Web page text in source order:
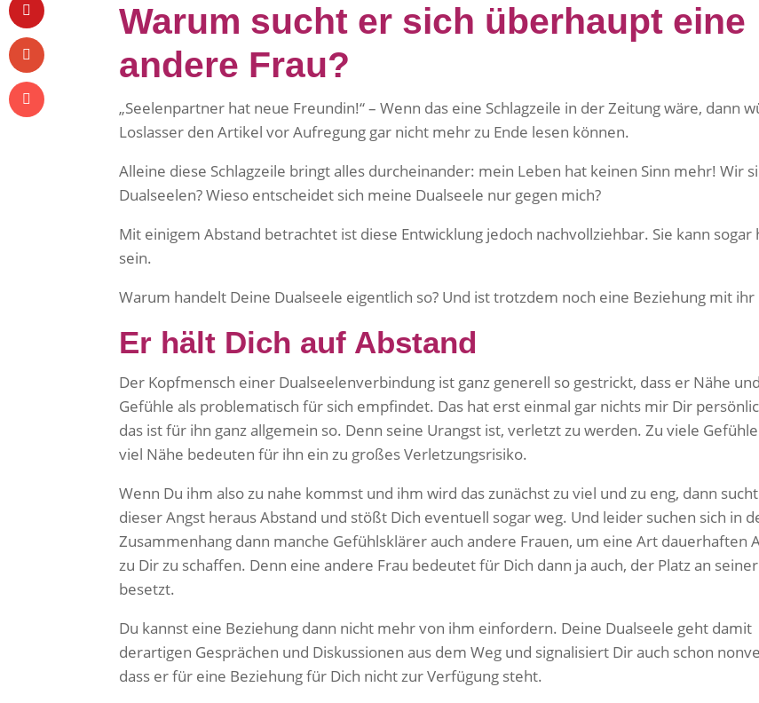
Warum sucht er sich überhaupt eine
andere Frau?
„Seelenpartner hat neue Freundin!“ – Wenn das eine Schlagzeile in der Zeitung wäre, dann
Loslasser den Artikel vor Aufregung gar nicht mehr zu Ende lesen können.
Alleine diese Schlagzeile bringt alles durcheinander: mein Leben hat keinen Sinn mehr! Wir
Dualseelen? Wieso entscheidet sich meine Dualseele nur gegen mich?
Mit einigem Abstand betrachtet ist diese Entwicklung jedoch nachvollziehbar. Sie kann sogar
sein.
Warum handelt Deine Dualseele eigentlich so? Und ist trotzdem noch eine Beziehung mit ihr
Er hält Dich auf Abstand
Der Kopfmensch einer Dualseelenverbindung ist ganz generell so gestrickt, dass er Nähe
Gefühle als problematisch für sich empfindet. Das hat erst einmal gar nichts mir Dir
das ist für ihn ganz allgemein so. Denn seine Urangst ist, verletzt zu werden. Zu viele
viel Nähe bedeuten für ihn ein zu großes Verletzungsrisiko.
Wenn Du ihm also zu nahe kommst und ihm wird das zunächst zu viel und zu eng, dann
dieser Angst heraus Abstand und stößt Dich eventuell sogar weg. Und leider suchen sich in
Zusammenhang dann manche Gefühlsklärer auch andere Frauen, um eine Art dauerhaften
zu Dir zu schaffen. Denn eine andere Frau bedeutet für Dich dann ja auch, der Platz an
besetzt.
Du kannst eine Beziehung dann nicht mehr von ihm einfordern. Deine Dualseele geht damit
derartigen Gesprächen und Diskussionen aus dem Weg und signalisiert Dir auch schon
dass er für eine Beziehung für Dich nicht zur Verfügung steht.